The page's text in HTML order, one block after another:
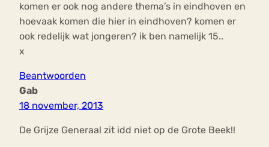
komen er ook nog andere thema’s in eindhoven en
hoevaak komen die hier in eindhoven? komen er
ook redelijk wat jongeren? ik ben namelijk 15..
x
Beantwoorden
Gab
18 november, 2013
De Grijze Generaal zit idd niet op de Grote Beek!!